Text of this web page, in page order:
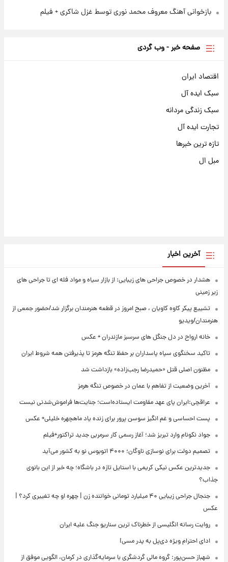
بازخوانی آهنگ معروف محمد نوری توسط غزل شاکری + فیلم
صفحه خبر - وب گردی
اقتصاد ایران
سبک ایده آل
سبک زندگی مردانه
تجارت ایده آل
تازه ترین خبرها
مبل ال
آخرین اخبار
هشدار در خصوص جراحی های زیبایی: از بازار سیاه و مواد فله ای تا جراحی های
زیر زمینی
تشییع پیکر کاوه کاویان ، صبح امروز در قطعه هنرمندان برگزار شد/حضور جمعی از
هنرمندان/ویدیو
خانه ارواح در دل جنگل های سرسبز مازندران + عکس
تاکید سخنگوی سپاه پاسداران بر حفظ تنگه هرمز تا پذیرفتن همه شروط ایران
مظنون اصلی قتل «حمیدرضا رجب‌زاده» بازداشت شد
آخرین وضعیت از تفاهم با عمان در خصوص تنگه هرمز
عراقچی:ایران پای عهد مقاومت ایستاده‌است؛ جنایت‌ها فراموش‌شدنی نیست
پست احساسی و غم انگیز سوسن پرور برای زنده یاد ماهچهره خلیلی+ عکس
جواد نکونام وارد تبریز شد؛ آغاز رسمی کار سرمربی جدید تراکتور+فیلم
تصمیم دولت برای نوسازی ناوگان؛ ۴۰۰۰ اتوبوس نو به کشور می‌آید
جدیدترین عکس نیکی کریمی با استایل تازه در باشگاه؛ چه خبر از این بانوی
جذاب؟
جنجال جراحی زیبایی ۴۰ میلیارد تومانی خواننده زن | چهره او چه تغییری کرد؟ |
عکس
روایت رسانه انگلیسی از خطرناک ترین سناریو جنگ علیه ایران
ادای احترام ویژه دی‌پل به پدر مسی!
شهباز حسن‌پور: گروه مالی گردشگری با سرمایه‌گذاری در کرمان، الگویی موفق از